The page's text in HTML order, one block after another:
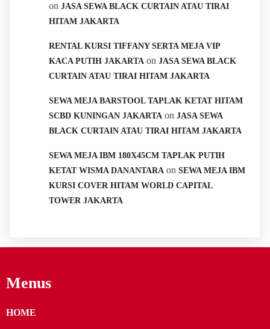
on JASA SEWA BLACK CURTAIN ATAU TIRAI
HITAM JAKARTA
RENTAL KURSI TIFFANY SERTA MEJA VIP
KACA PUTIH JAKARTA on JASA SEWA BLACK
CURTAIN ATAU TIRAI HITAM JAKARTA
SEWA MEJA BARSTOOL TAPLAK KETAT HITAM
SCBD KUNINGAN JAKARTA on JASA SEWA
BLACK CURTAIN ATAU TIRAI HITAM JAKARTA
SEWA MEJA IBM 180X45CM TAPLAK PUTIH
KETAT WISMA DANANTARA on SEWA MEJA IBM
KURSI COVER HITAM WORLD CAPITAL
TOWER JAKARTA
Menus
HOME